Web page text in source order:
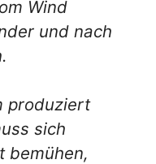
Wind
und nach
produziert
sich
bemühen,